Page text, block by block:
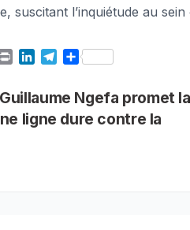
suscitant l’inquiétude au
n
t
k
e
e
g
S
r
e
Ngefa promet
ligne dure contre la